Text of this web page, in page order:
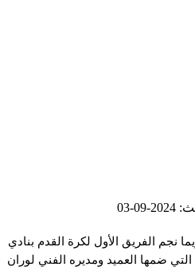
03
نجم الفريق الأول لكرة القدم بنادي
ضمها العميد ومديره الفني لوران